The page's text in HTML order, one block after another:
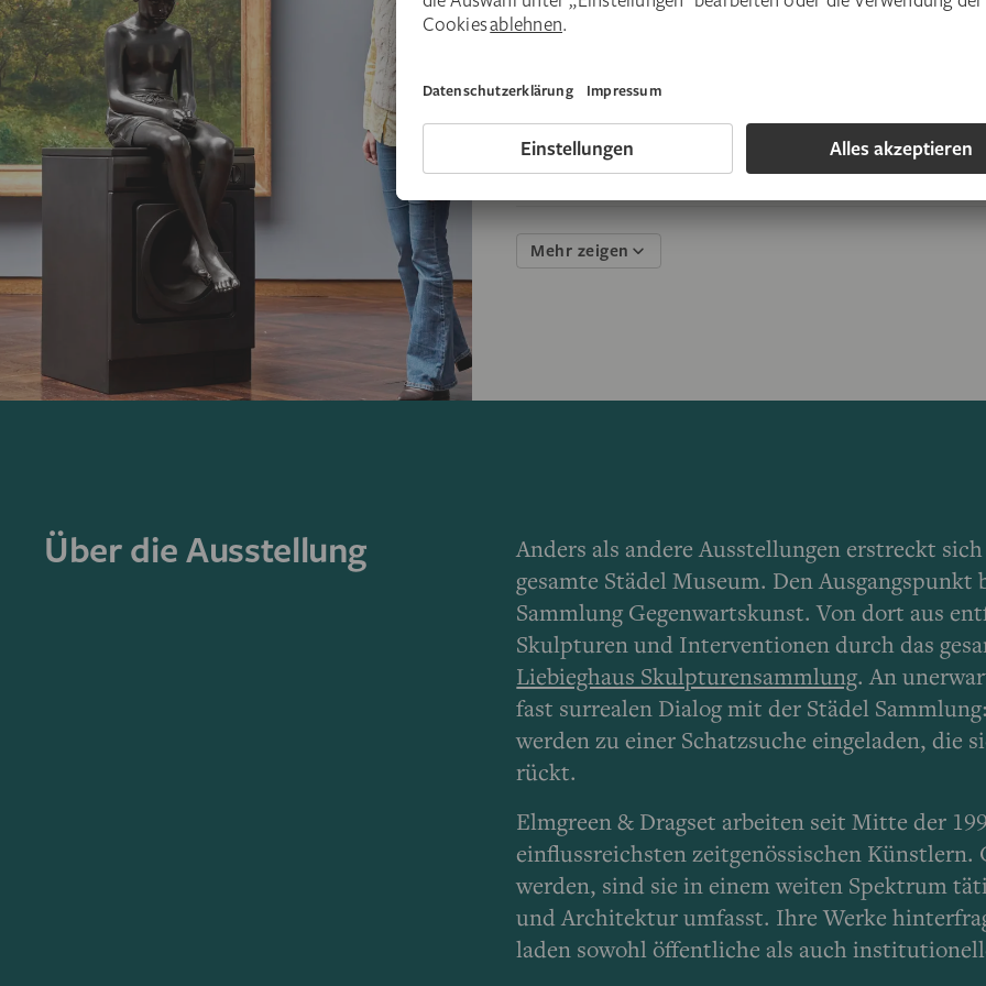
8.8. Überblicksführung –
Mehr zeigen
Über die Ausstellung
Anders als andere Ausstellungen erstreckt
gesamte Städel Museum. Den
Sammlung Gegenwartskunst. Von dort aus
Skulpturen und Interventionen durch das
Liebieghaus Skulpturensammlung. An
fast surrealen Dialog mit der Städel
werden zu einer Schatzsuche eingeladen,
rückt.
Elmgreen & Dragset arbeiten seit Mitte der
einflussreichsten zeitgenössischen
werden, sind sie in einem weiten Spektrum
und Architektur umfasst. Ihre Werke
laden sowohl öffentliche als auch